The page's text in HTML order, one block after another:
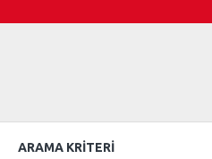
ARAMA KRITERI